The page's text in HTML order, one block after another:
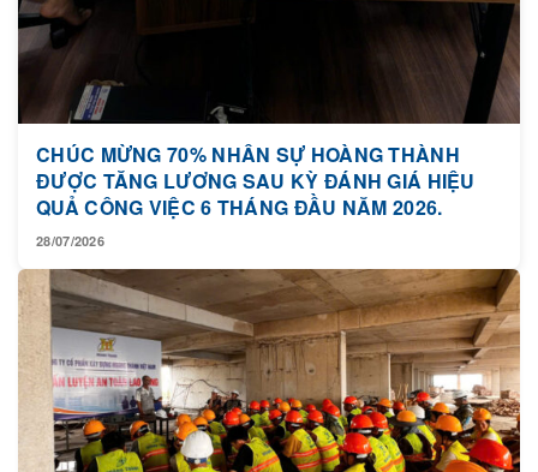
CHÚC MỪNG 70% NHÂN SỰ HOÀNG THÀNH
ĐƯỢC TĂNG LƯƠNG SAU KỲ ĐÁNH GIÁ HIỆU
QUẢ CÔNG VIỆC 6 THÁNG ĐẦU NĂM 2026.
28/07/2026